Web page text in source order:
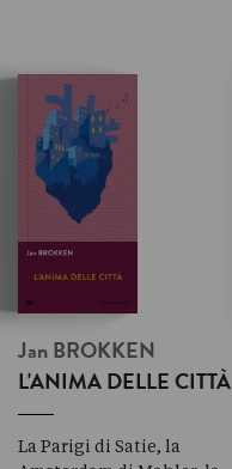
Jan BROKKEN
L'ANIMA DELLE CITTÀ
La Parigi di Satie, la